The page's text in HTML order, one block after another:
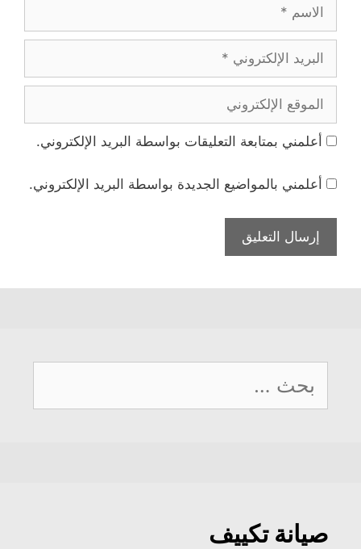
الإلكتروني
الإلكتروني
أعلمني بمتابعة التعليقات بواسطة البريد الإلكتروني.
أعلمني بالمواضيع الجديدة بواسطة البريد الإلكتروني.
عن:
صيانة تكييف